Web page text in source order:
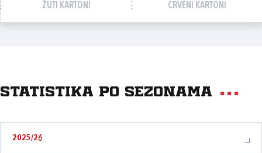
ŽUTI KARTONI CRVENI KARTONI
Statistika po sezonama
2025/26